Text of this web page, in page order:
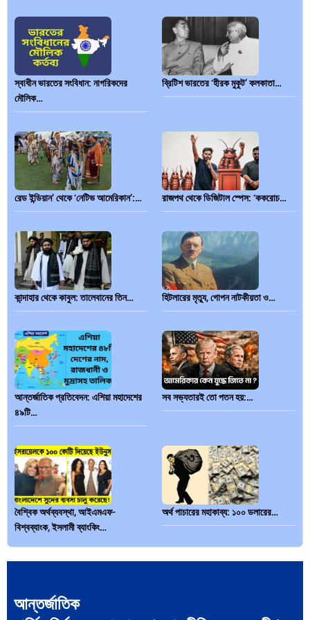
স্বাধীন ভারতের সংবিধান: নাগরিকদের
মৌলিক…
ব্রিটিশ ভারতের ‘হীরক মুকুট’ কলকাতা…
রেড ইন্ডিয়ান’ থেকে ‘নেটিভ আমেরিকান’:… রাজপথ থেকে ডিজিটাল স্পেস: ‘ককরোচ…
কান্দাহার থেকে কাবুল: তালেবানের তিন… হিটলারের মৃত্যু, গোপন নাটকীয়তা ও…
আন্তর্জাতিক প্রতিবেদন: এশিয়া মহাদেশের
৪৯টি…
সব সভ্যতারই তো পতন হয়:…
বৈশ্বিক অর্থব্যবস্থা, আইএমএফ-
বিশ্বব্যাংক, ইসলামী ব্যাংকিং…
অর্থ পাচারের মহাকাব্য: ১০০ ডলারের…
আন্তর্জাতিক